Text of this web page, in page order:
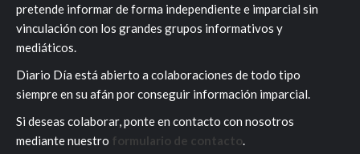
pretende informar de forma independiente e imparcial sin
vinculación con los grandes grupos informativos y
mediáticos.
Diario Día está abierto a colaboraciones de todo tipo
siempre en su afán por conseguir información imparcial.
Si deseas colaborar, ponte en contacto con nosotros
mediante nuestro formulario de contacto.